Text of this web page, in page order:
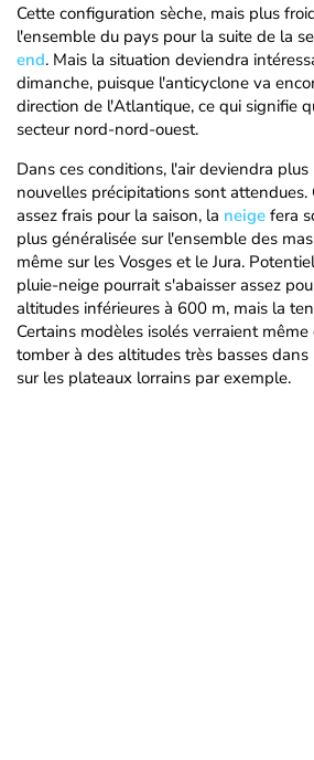
Cette configuration sèche, mais plus
l'ensemble du pays pour la suite de la
end. Mais la situation deviendra
dimanche, puisque l'anticyclone va
direction de l'Atlantique, ce qui signifie
secteur nord-nord-ouest.
Dans ces conditions, l'air deviendra
nouvelles précipitations sont attendues.
assez frais pour la saison, la neige fera
plus généralisée sur l'ensemble des
même sur les Vosges et le Jura.
pluie-neige pourrait s'abaisser assez
altitudes inférieures à 600 m, mais la
Certains modèles isolés verraient
tomber à des altitudes très basses
sur les plateaux lorrains par exemple.